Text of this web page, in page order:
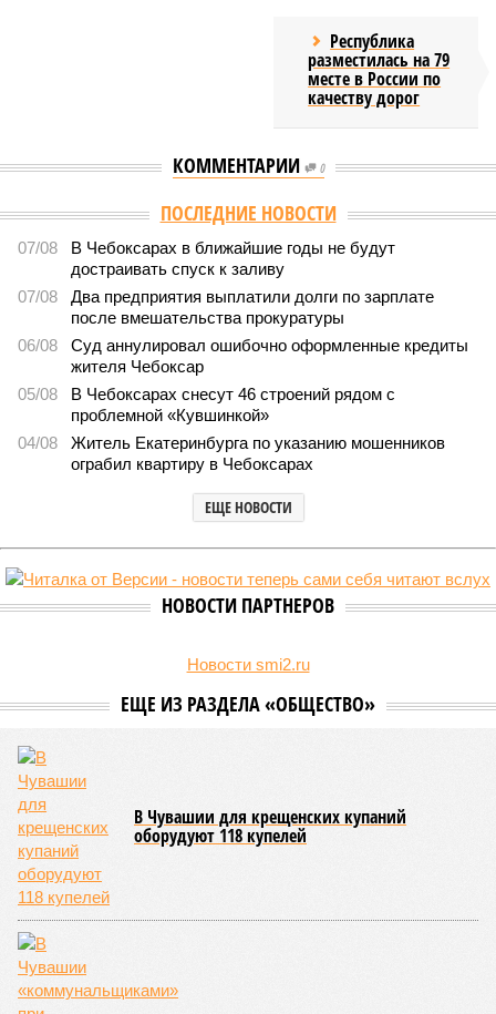
Республика
разместилась на 79
месте в России по
качеству дорог
КОММЕНТАРИИ 0
Версия //Власть //Роспотребнадзор после проверки отстранил от
работы 20 сотрудников детских лагерей
Роспотребнадзор после проверки отстранил от работы 20
сотрудников детских лагерей
Здоровый отдых
детских лагерей (фото: pixnio.com)
Руководитель Управления Роспотребнадзора по Чувашской
Республике Татьяна Гермонова принимала участие в заседании
Межведомственной комиссии, занимающейся вопросами
организации детского отдыха и оздоровления в регионе. В
летней оздоровительной кампании 2026 года и промежуточные
были обобщены
мероприятий в детских оздоровительных лагерях. В
нынешнем сезоне функционирует 299 таких учреждений,
причём 14 из них относятся к загородному типу. Сотрудники
ведомства осуществили 105 выездных проверок и
профилактических визитов, что позволило охватить
проверочными действиями значительную долю лагерей. По
итогам проведённых мероприятий различные нарушения
были зафиксированы в 33 учреждениях. В адрес
администраций этих объектов были вынесены
предписания, обязывающие устранить выявленные
недостатки.